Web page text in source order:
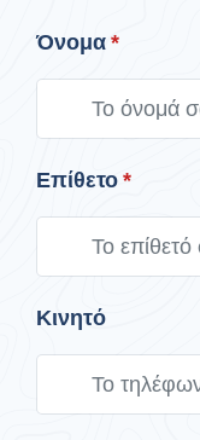
Όνομα *
Επίθετο *
Κινητό